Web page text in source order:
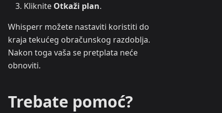
Kliknite Otkaži plan.
Whisperr možete nastaviti koristiti do
kraja tekućeg obračunskog razdoblja.
Nakon toga vaša se pretplata neće
obnoviti.
Trebate pomoć?